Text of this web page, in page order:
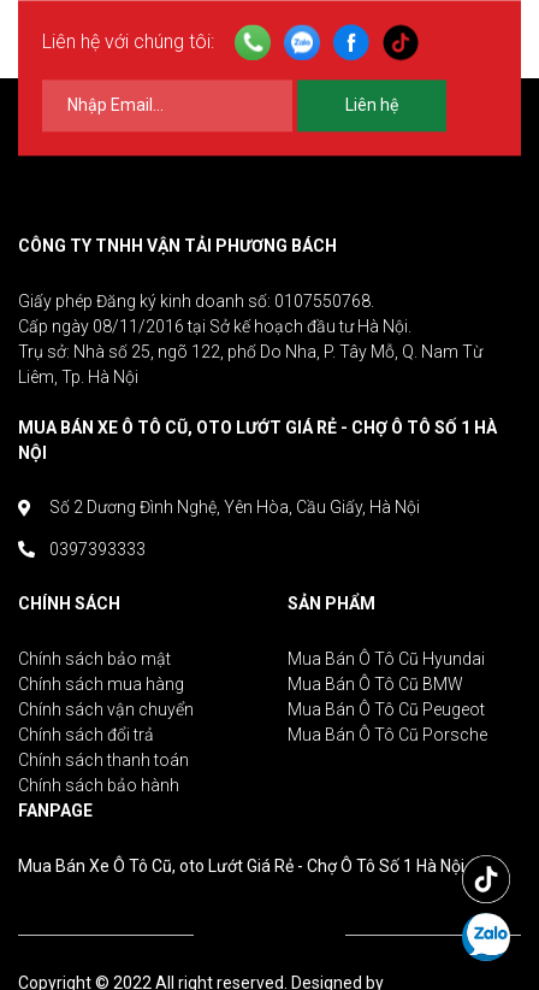
Liên hệ với chúng tôi:
Liên hệ
CÔNG TY TNHH VẬN TẢI PHƯƠNG BÁCH
Giấy phép Đăng ký kinh doanh số: 0107550768.
Cấp ngày 08/11/2016 tại Sở kế hoạch đầu tư Hà Nội.
Trụ sở: Nhà số 25, ngõ 122, phố Do Nha, P. Tây Mỗ, Q. Nam Từ
Liêm, Tp. Hà Nội
MUA BÁN XE Ô TÔ CŨ, OTO LƯỚT GIÁ RẺ - CHỢ Ô TÔ SỐ 1 HÀ
NỘI
Số 2 Dương Đình Nghệ, Yên Hòa, Cầu Giấy, Hà Nội
0397393333
CHÍNH SÁCH
Chính sách bảo mật
Chính sách mua hàng
Chính sách vận chuyển
Chính sách đổi trả
Chính sách thanh toán
Chính sách bảo hành
SẢN PHẨM
Mua Bán Ô Tô Cũ Hyundai
Mua Bán Ô Tô Cũ BMW
Mua Bán Ô Tô Cũ Peugeot
Mua Bán Ô Tô Cũ Porsche
FANPAGE
Mua Bán Xe Ô Tô Cũ, oto Lướt Giá Rẻ - Chợ Ô Tô Số 1 Hà Nội
Copyright © 2022 All right reserved. Designed by